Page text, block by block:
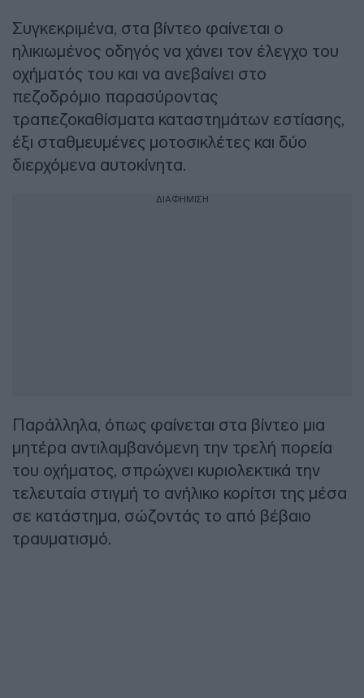
Συγκεκριμένα, στα βίντεο φαίνεται ο
ηλικιωμένος οδηγός να χάνει τον έλεγχο του
οχήματός του και να ανεβαίνει στο
πεζοδρόμιο παρασύροντας
τραπεζοκαθίσματα καταστημάτων εστίασης,
έξι σταθμευμένες μοτοσικλέτες και δύο
διερχόμενα αυτοκίνητα.
ΔΙΑΦΗΜΙΣΗ
Παράλληλα, όπως φαίνεται στα βίντεο μια
μητέρα αντιλαμβανόμενη την τρελή πορεία
του οχήματος, σπρώχνει κυριολεκτικά την
τελευταία στιγμή το ανήλικο κορίτσι της μέσα
σε κατάστημα, σώζοντάς το από βέβαιο
τραυματισμό.